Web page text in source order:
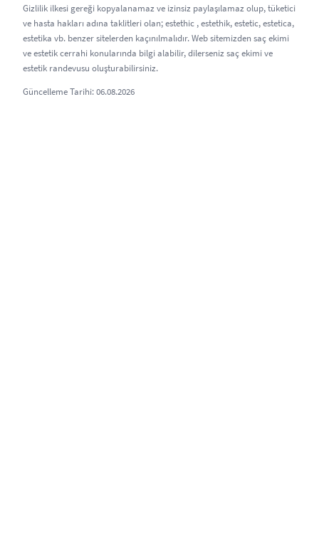
Gizlilik ilkesi gereği kopyalanamaz ve izinsiz paylaşılamaz olup, tüketici
ve hasta hakları adına taklitleri olan; estethic , estethik, estetic, estetica,
estetika vb. benzer sitelerden kaçınılmalıdır. Web sitemizden saç ekimi
ve estetik cerrahi konularında bilgi alabilir, dilerseniz saç ekimi ve
estetik randevusu oluşturabilirsiniz.
Güncelleme Tarihi: 06.08.2026